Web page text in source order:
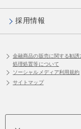
採用情報
金融商品の販売に関する勧誘
処理処置等について
ソーシャルメディア利用規約
サイトマップ